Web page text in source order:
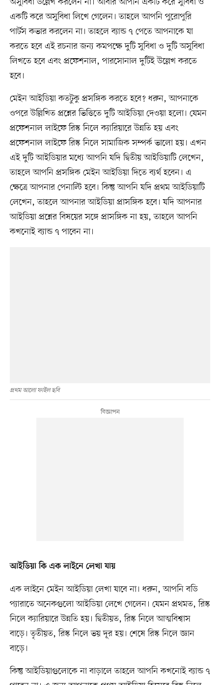
একটি করে অসুবিধা লিখে গেলেন। তাহলে আপনি পুরোপুরি
পার্টস কভার করলেন না। তাহলে ব্যান্ড ৭ পেতে আপনাকে যা
করতে হবে এই রচনার জন্য কমপক্ষে দুটি সুবিধা ও দুটি অসুবিধা
লিখতে হবে এবং প্রফেশনাল, পারসোনাল দুটিই উল্লেখ করতে
হবে।
মেইন আইডিয়া কতটুকু প্রসঙ্গিক করতে হবে? ধরুন, আপনাকে
ওপরে উল্লিখিত প্রশ্নের ভিত্তিতে দুটি আইডিয়া দেওয়া হলো। যেমন
প্রফেশনাল লাইফে রিস্ক নিলে ক্যারিয়ারে উন্নতি হয় এবং
প্রফেশনাল লাইফে রিস্ক নিলে সামাজিক সম্পর্ক ভালো হয়। এখন
এই দুটি আইডিয়ার মধ্যে আপনি যদি দ্বিতীয় আইডিয়াটি লেখেন,
তাহলে আপনি প্রসঙ্গিক মেইন আইডিয়া দিতে ব্যর্থ হবেন। এ
ক্ষেত্রে আপনার পেনাল্টি হবে। কিন্তু আপনি যদি প্রথম আইডিয়াটি
লেখেন, তাহলে আপনার আইডিয়া প্রাসঙ্গিক হবে। যদি আপনার
আইডিয়া প্রশ্নের বিষয়ের সঙ্গে প্রাসঙ্গিক না হয়, তাহলে আপনি
কখনোই ব্যান্ড ৭ পাবেন না।
প্রথম আলো ফাইল ছবি
আইডিয়া কি এক লাইনে লেখা যায়
এক লাইনে মেইন আইডিয়া লেখা যাবে না। ধরুন, আপনি বডি
প্যারাতে অনেকগুলো আইডিয়া লেখে গেলেন। যেমন প্রথমত, রিস্ক
নিলে ক্যারিয়ারে উন্নতি হয়। দ্বিতীয়ত, রিস্ক নিলে আত্মবিশ্বাস
বাড়ে। তৃতীয়ত, রিস্ক নিলে ভয় দূর হয়। শেষে রিস্ক নিলে জ্ঞান
বাড়ে।
কিন্তু আইডিয়াগুলোকে না বাড়ালে তাহলে আপনি কখনোই ব্যান্ড ৭